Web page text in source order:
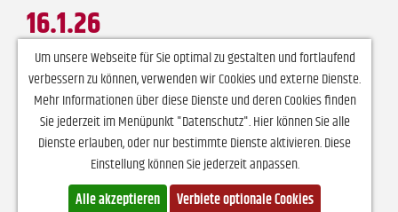
Vox Luminis, Freiburger BarockConsort:
Meine Freundin, du bist schön
16.1.26
Freitag | 19:30 Uhr |Reinoldihaus Dortmund
BAROCKMUSIK
Werke von Johann Sebastian Bach, Johann Christoph
Bach, Heinrich Schütz u. a.
Um unsere Webseite für Sie optimal zu gestalten und fortlaufend
verbessern zu können, verwenden wir Cookies und externe Dienste.
Mehr Informationen über diese Dienste und deren Cookies finden
Sie jederzeit im Menüpunkt "Datenschutz". Hier können Sie alle
Dienste erlauben, oder nur bestimmte Dienste aktivieren. Diese
Einstellung können Sie jederzeit anpassen.
Alle akzeptieren
Verbiete optionale Cookies